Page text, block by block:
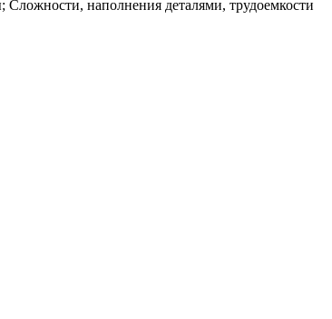
наполнения деталями, трудоемкости